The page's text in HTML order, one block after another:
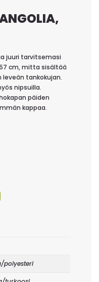
juuri tarvitsemasi
cm, mitta sisältää
leveän tankokujan.
nipsuilla.
päiden
kappaa.
polyesteri